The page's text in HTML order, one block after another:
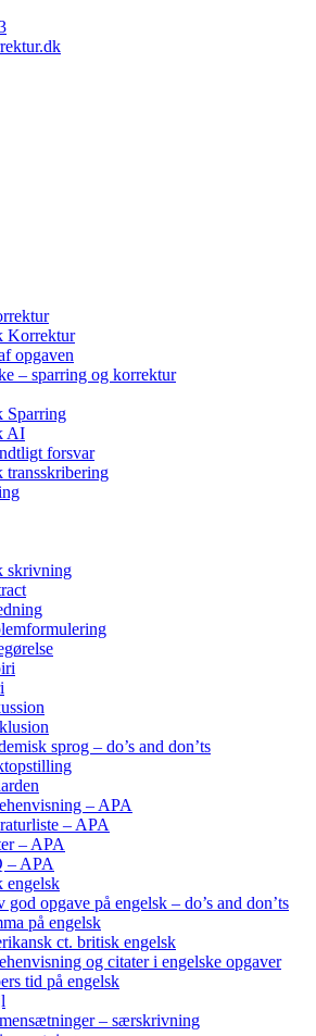
Korrektur
opgaven
– sparring og korrektur
Sparring
AI
forsvar
transskribering
skrivning
sprog – do’s and don’ts
– APA
– APA
– APA
– APA
engelsk
god opgave på engelsk – do’s and don’ts
på engelsk
ct. britisk engelsk
og citater i engelske opgaver
tid på engelsk
– særskrivning